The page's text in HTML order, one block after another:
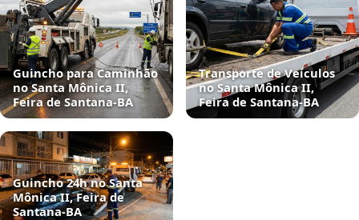
Guincho para Caminhão
no Santa Mônica II,
Feira de Santana‑BA
Transporte de Veículos
no Santa Mônica II,
Feira de Santana‑BA
Guincho 24h no Santa
Mônica II, Feira de
Santana‑BA